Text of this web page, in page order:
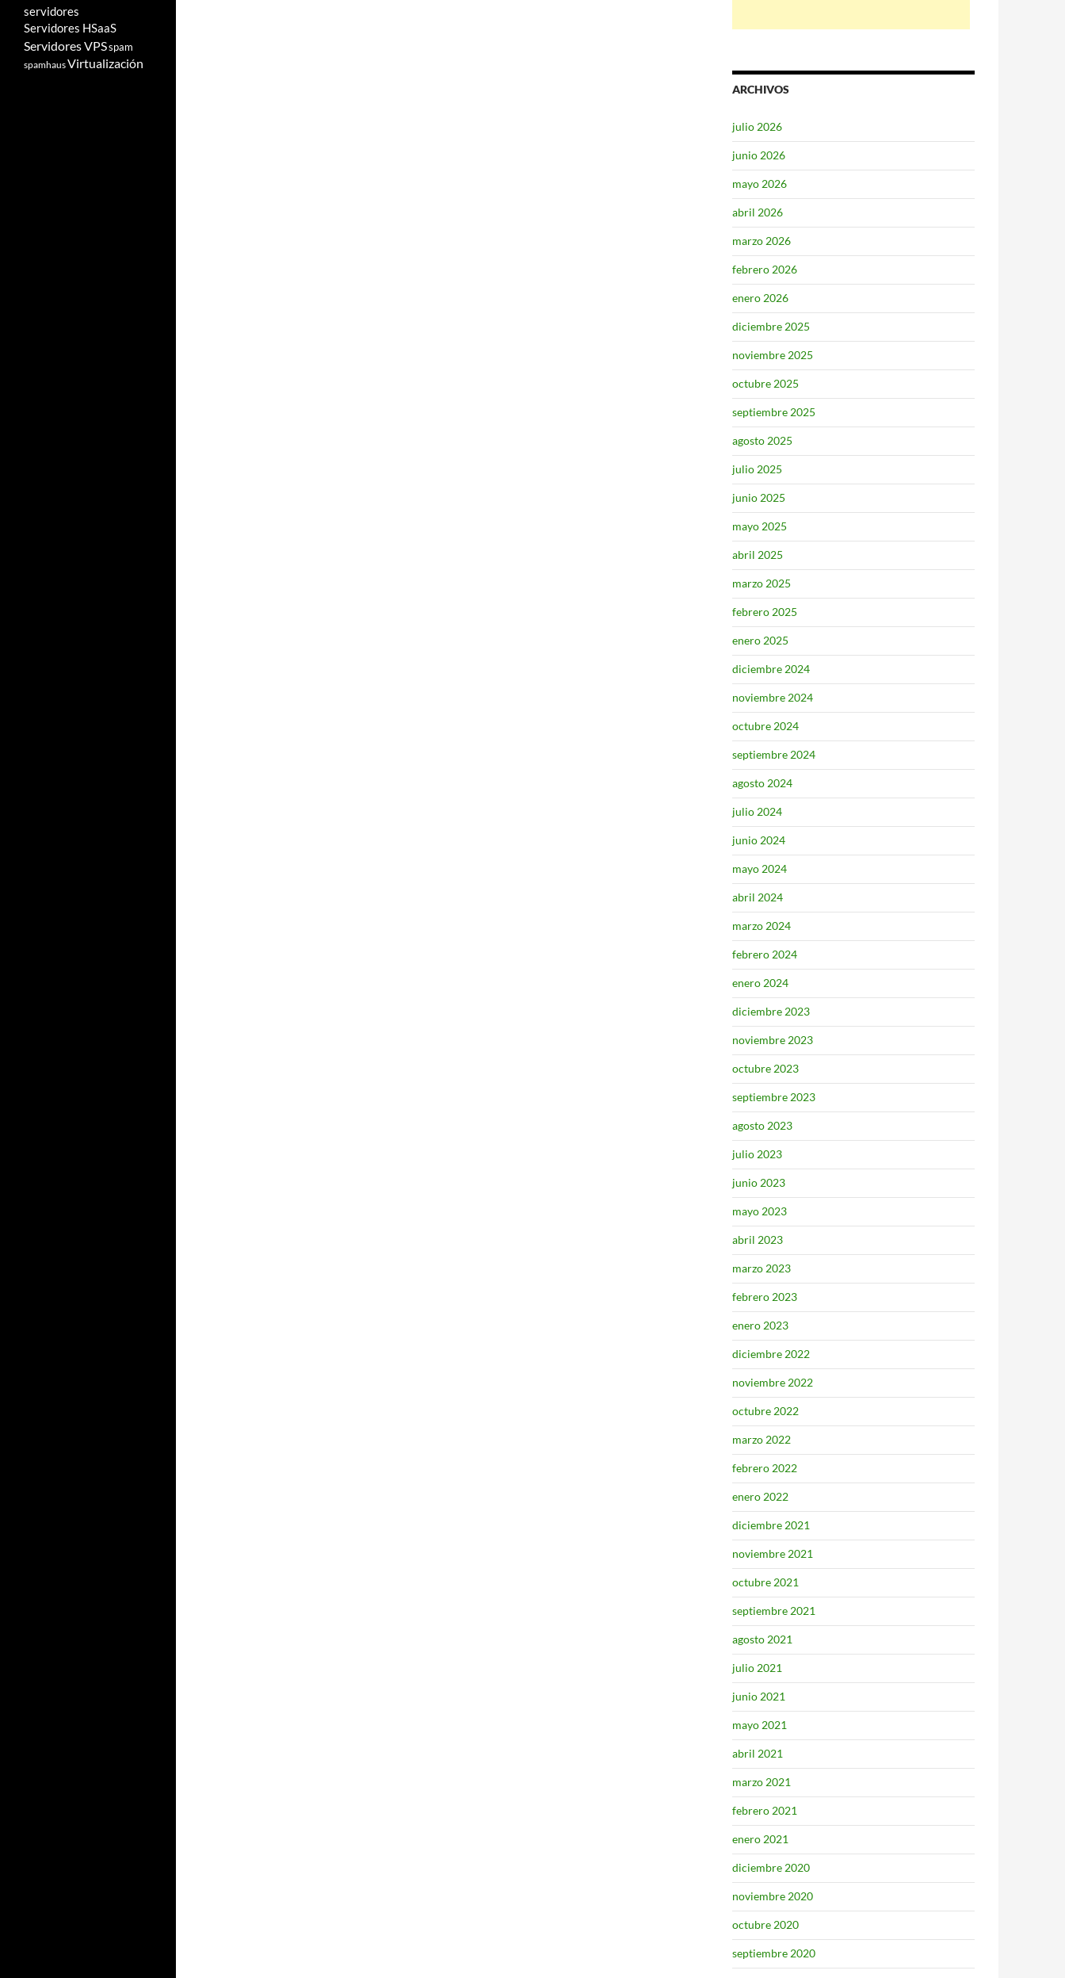
ARCHIVOS
julio 2026
junio 2026
mayo 2026
abril 2026
marzo 2026
febrero 2026
enero 2026
diciembre 2025
noviembre 2025
octubre 2025
septiembre 2025
agosto 2025
julio 2025
junio 2025
mayo 2025
abril 2025
marzo 2025
febrero 2025
enero 2025
diciembre 2024
noviembre 2024
octubre 2024
septiembre 2024
agosto 2024
julio 2024
junio 2024
mayo 2024
abril 2024
marzo 2024
febrero 2024
enero 2024
diciembre 2023
noviembre 2023
octubre 2023
septiembre 2023
agosto 2023
julio 2023
junio 2023
mayo 2023
abril 2023
marzo 2023
febrero 2023
enero 2023
diciembre 2022
noviembre 2022
octubre 2022
marzo 2022
febrero 2022
enero 2022
diciembre 2021
noviembre 2021
octubre 2021
septiembre 2021
agosto 2021
julio 2021
junio 2021
mayo 2021
abril 2021
marzo 2021
febrero 2021
enero 2021
diciembre 2020
noviembre 2020
octubre 2020
septiembre 2020
servidores
Servidores HSaaS
Servidores VPSspam
spamhausVirtualización